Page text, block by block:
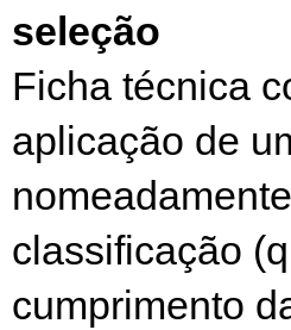
seleção
Ficha técnica
aplicação de
classificação
cumprimento